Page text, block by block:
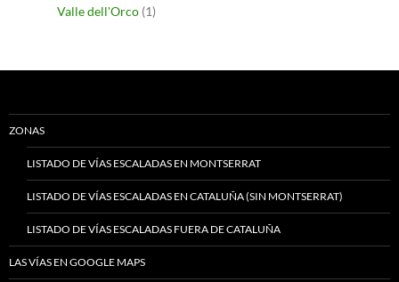
Valle dell'Orco (1)
ZONAS
LISTADO DE VÍAS ESCALADAS EN MONTSERRAT
LISTADO DE VÍAS ESCALADAS EN CATALUÑA (SIN MONTSERRAT)
LISTADO DE VÍAS ESCALADAS FUERA DE CATALUÑA
LAS VÍAS EN GOOGLE MAPS